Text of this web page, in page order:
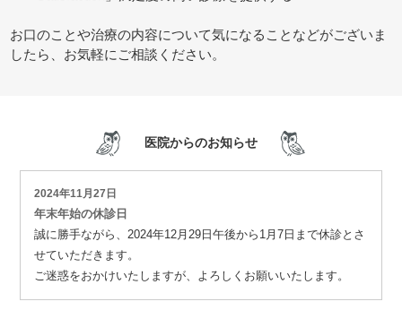
お口のことや治療の内容について気になることなどがございま
したら、お気軽にご相談ください。
医院からのお知らせ
2024年11月27日
年末年始の休診日
誠に勝手ながら、2024年12月29日午後から1月7日まで休診とさ
せていただきます。
ご迷惑をおかけいたしますが、よろしくお願いいたします。